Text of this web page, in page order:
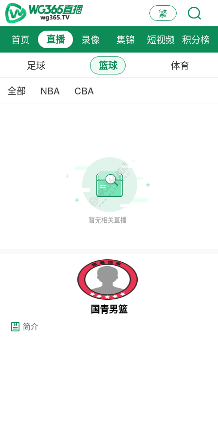
繁
首页 直播 录像 集锦 短视频 积分榜
足球
篮球
体育
全部
NBA CBA
暂无相关直播
国青男篮
简介